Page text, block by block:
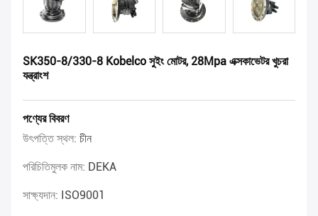
SK350-8/330-8 Kobelco সুইং মোটর, 28Mpa এক্সকাভেটর খুচরা
যন্ত্রাংশ
পণ্যের বিবরণ
উৎপত্তি স্থল: চীন
পরিচিতিমুলক নাম: DEKA
সাক্ষ্যদান: ISO9001